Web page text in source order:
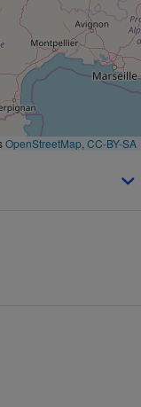
OpenStreetMap CC-BY-SA
Complément
alimentaire
emprunteur
électroménager -
Mutuelle